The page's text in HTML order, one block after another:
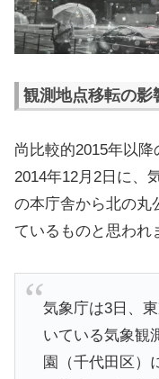
観測地点移転の影
尚比較的2015年以降
2014年12月2日に、
の本庁舎から北の丸
ているものと思われ
気象庁は3日、
いている気象観
園（千代田区）